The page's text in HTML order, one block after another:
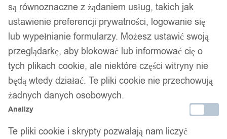
Kosmetyczka przezroczysta
wodoodporna organizer xl
32,99
są równoznaczne z żądaniem usług, takich jak
ustawienie preferencji prywatności, logowanie się
lub wypełnianie formularzy. Możesz ustawić swoją
przeglądarkę, aby blokować lub informować cię o
tych plikach cookie, ale niektóre części witryny nie
będą wtedy działać. Te pliki cookie nie przechowują
żadnych danych osobowych.
Analizy
Te pliki cookie i skrypty pozwalają nam liczyć